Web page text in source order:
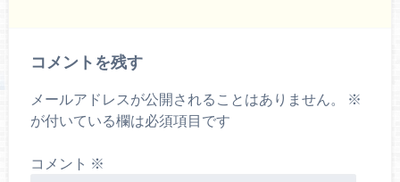
コメントを残す
メールアドレスが公開されることはありません。
※
が付いている欄は必須項目です
コメント ※